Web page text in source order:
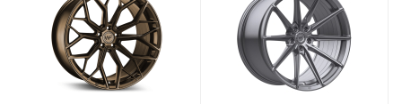
Lieferzeit:ca. 1 Woche